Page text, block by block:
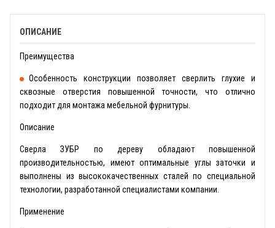
ОПИСАНИЕ
Преимущества
Особенность конструкции позволяет сверлить глухие и
сквозные отверстия повышенной точности, что отлично
подходит для монтажа мебельной фурнитуры.
Описание
Сверла ЗУБР по дереву обладают повышенной
производительностью, имеют оптимальные углы заточки и
выполнены из высококачественных сталей по специальной
технологии, разработанной специалистами компании.
Применение